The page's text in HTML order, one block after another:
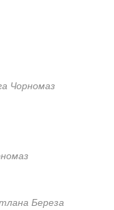
Чорномаз
Береза